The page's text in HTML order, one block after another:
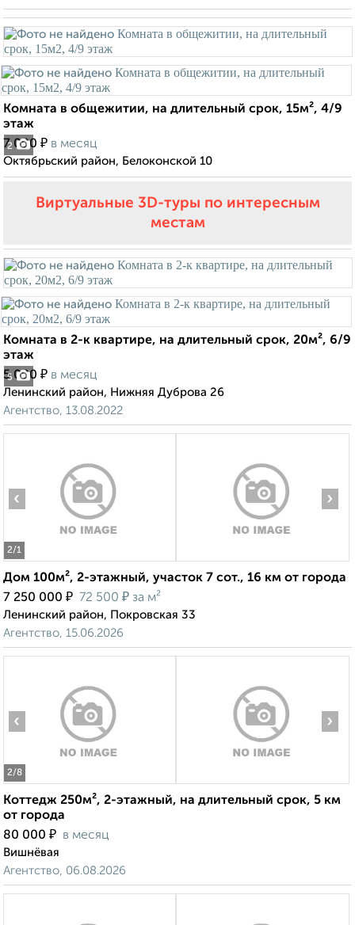
2
Комната в общежитии, на длительный срок, 15м², 4/9
этаж
7 000 ₽ в месяц
Октябрьский район, Белоконской 10
Виртуальные 3D-туры по интересным
местам
5
Комната в 2-к квартире, на длительный срок, 20м², 6/9
этаж
5 000 ₽ в месяц
Ленинский район, Нижняя Дуброва 26
Агентство, 13.08.2022
2/1
‹ ›
Дом 100м², 2-этажный, участок 7 сот., 16 км от города
7 250 000 ₽ 72 500 ₽ за м²
Ленинский район, Покровская 33
Агентство, 15.06.2026
2/8
‹ ›
Коттедж 250м², 2-этажный, на длительный срок, 5 км
от города
80 000 ₽ в месяц
Вишнёвая
Агентство, 06.08.2026